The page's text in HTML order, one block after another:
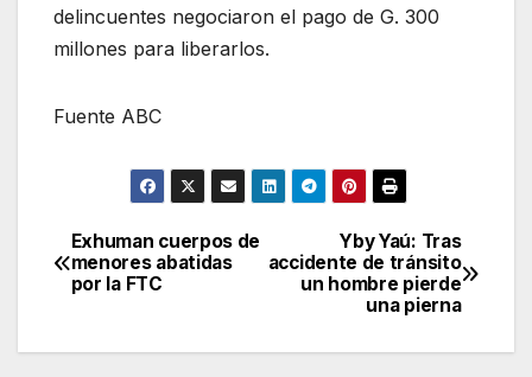
delincuentes negociaron el pago de G. 300
millones para liberarlos.
Fuente ABC
Navegación
de
entradas
Yby Yaú: Tras
accidente de tránsito
un hombre pierde
una pierna
Exhuman cuerpos de
menores abatidas
por la FTC